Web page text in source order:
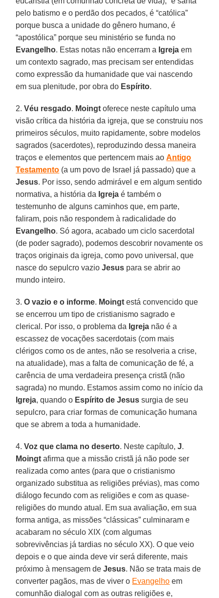
pelo batismo e o perdão dos pecados, é “católica”
porque busca a unidade do gênero humano, é
“apostólica” porque seu ministério se funda no
Evangelho. Estas notas não encerram a Igreja em
um contexto sagrado, mas precisam ser entendidas
como expressão da humanidade que vai nascendo
em sua plenitude, por obra do Espírito.
2. Véu resgado. Moingt oferece neste capítulo uma
visão crítica da história da igreja, que se construiu nos
primeiros séculos, muito rapidamente, sobre modelos
sagrados (sacerdotes), reproduzindo dessa maneira
traços e elementos que pertencem mais aoAntigo
Testamento (a um povo de Israel já passado) que a
Jesus. Por isso, sendo admirável e em algum sentido
normativa, a história da Igreja é também o
testemunho de alguns caminhos que, em parte,
faliram, pois não respondem à radicalidade do
Evangelho. Só agora, acabado um ciclo sacerdotal
(de poder sagrado), podemos descobrir novamente os
traços originais da igreja, como povo universal, que
nasce do sepulcro vazioJesus para se abrir ao
mundo inteiro.
3.O vazio e o informe. Moingt está convencido que
se encerrou um tipo de cristianismo sagrado e
clerical. Por isso, o problema da Igreja não é a
escassez de vocações sacerdotais (com mais
clérigos como os de antes, não se resolveria a crise,
na atualidade), mas a falta de comunicação de fé, a
carência de uma verdadeira presença cristã (não
sagrada) no mundo. Estamos assim como no início da
Igreja, quando o Espírito de Jesus surgia de seu
sepulcro, para criar formas de comunicação humana
que se abrem a toda a humanidade.
4.Voz que clama no deserto. Neste capítulo,J.
Moingt afirma que a missão cristã já não pode ser
realizada como antes (para que o cristianismo
organizado substitua as religiões prévias), mas como
diálogo fecundo com as religiões e com as quase-
religiões do mundo atual. Em sua avaliação, em sua
forma antiga, as missões “clássicas” culminaram e
acabaram no século XIX (com algumas
sobrevivências já tardias no século XX). O que veio
depois e o que ainda deve vir será diferente, mais
próximo à mensagem deJesus. Não se trata mais de
converter pagãos, mas de viver o Evangelho em
comunhão dialogal com as outras religiões e,